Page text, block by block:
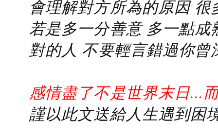
會理解對方所為的原因
若是多一分善意 多一點
對的人 不要輕言錯過你曾
感情盡了不是世界末日...
謹以此文送給人生遇到困